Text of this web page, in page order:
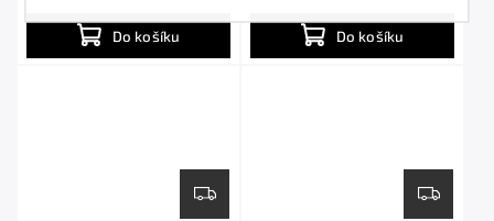
Do košíku Do košíku